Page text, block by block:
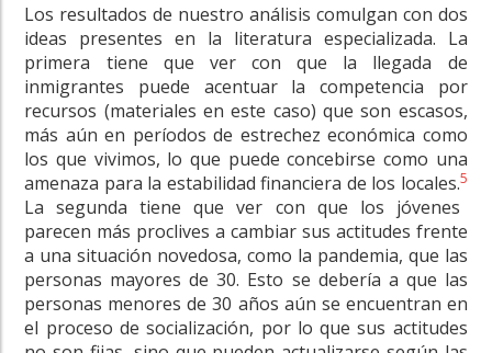
Los resultados de nuestro análisis comulgan con dos
ideas presentes en la literatura especializada. La
primera tiene que ver con que la llegada de
inmigrantes puede acentuar la competencia por
recursos (materiales en este caso) que son escasos,
más aún en períodos de estrechez económica como
los que vivimos, lo que puede concebirse como una
amenaza para la estabilidad financiera de los locales.5
La segunda tiene que ver con que los jóvenes
parecen más proclives a cambiar sus actitudes frente
a una situación novedosa, como la pandemia, que las
personas mayores de 30. Esto se debería a que las
personas menores de 30 años aún se encuentran en
el proceso de socialización, por lo que sus actitudes